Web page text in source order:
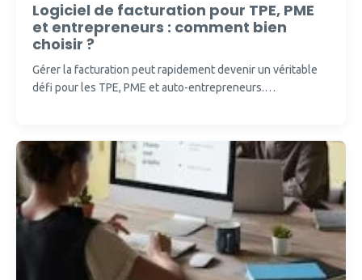
Logiciel de facturation pour TPE, PME
et entrepreneurs : comment bien
choisir ?
Gérer la facturation peut rapidement devenir un véritable
défi pour les TPE, PME et auto-entrepreneurs.…